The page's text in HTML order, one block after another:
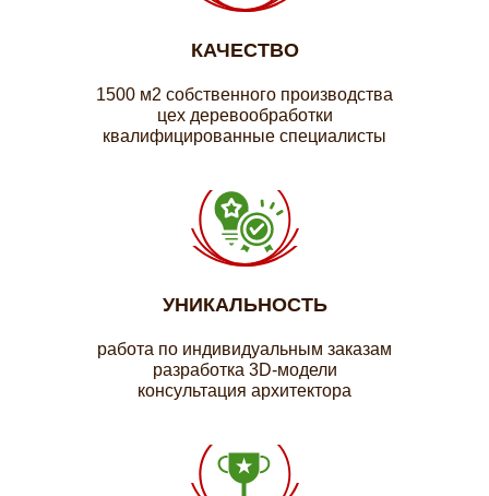
КАЧЕСТВО
1500 м2 собственного производства
цех деревообработки
квалифицированные специалисты
УНИКАЛЬНОСТЬ
работа по индивидуальным заказам
разработка 3D-модели
консультация архитектора